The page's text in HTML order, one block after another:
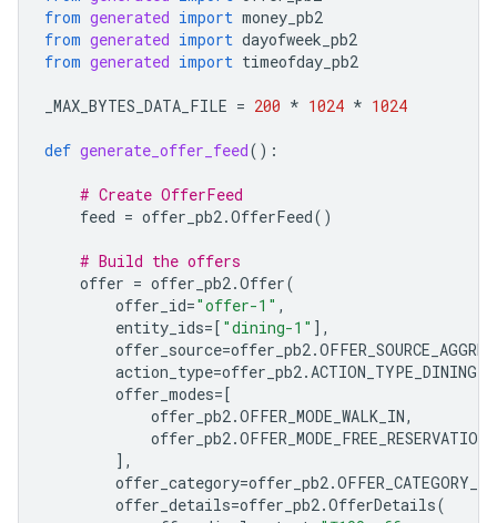
from generated import money_pb2
from generated import dayofweek_pb2
from generated import timeofday_pb2
_MAX_BYTES_DATA_FILE = 200 * 1024 * 1024
def generate_offer_feed():
# Create OfferFeed
feed = offer_pb2.OfferFeed()
# Build the offers
offer = offer_pb2.Offer(
offer_id="offer-1" ,
entity_ids=[ "dining-1" ],
offer_source=offer_pb2.
action_type=offer_pb2.ACTION_TYPE_DINING
offer_modes=[
offer_pb2.OFFER_MODE_WALK_IN,
offer_pb2.OFFER_MODE_FREE_RESERVATION
],
offer_category=offer_pb2.
offer_details=offer_pb2.OfferDetails(